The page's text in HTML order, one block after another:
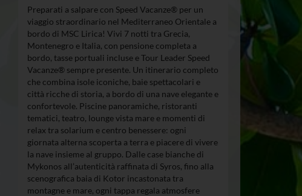
Preparati a salpare con Speed Vacanze® per un
viaggio straordinario nel Mediterraneo Orientale a
bordo di MSC Lirica! Vivi 7 notti tra Grecia,
Montenegro e Italia, con pensione completa a
bordo, tasse portuali incluse e Tour Leader Speed
Vacanze® sempre presente. Un itinerario completo
che combina isole iconiche, baie spettacolari e
città ricche di storia, a bordo di una nave elegante e
confortevole. Piscine panoramiche, ristoranti
tematici, teatro, lounge vista mare e momenti di
relax tra solarium e centro benessere: ogni
giornata alterna scoperta a terra e piacere di vivere
la nave insieme al gruppo. Dalle case bianche di
Mykonos all’autenticità raffinata di Syros, fino alla
scenografica baia di Kotor incastonata tra
montagne e mare, ogni tappa regala atmosfere